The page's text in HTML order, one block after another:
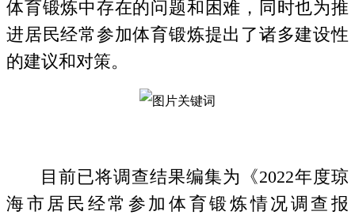
体育锻炼中存在的问题和困难，同时也为推
进居民经常参加体育锻炼提出了诸多建设性
的建议和对策。
目前已将调查结果编集为《2022年度琼
海市居民经常参加体育锻炼情况调查报